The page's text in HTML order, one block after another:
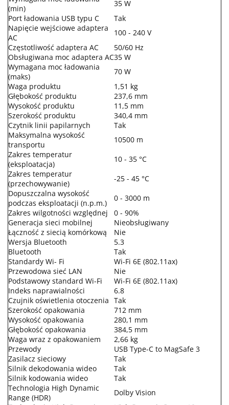
(min)
35 W
Port ładowania USB typu C
Tak
Napięcie wejściowe adaptera
AC
100 - 240 V
Częstotliwość adaptera AC
50/60 Hz
Obsługiwana moc adaptera AC35 W
Wymagana moc ładowania
(maks)
70 W
Waga produktu
1,51 kg
Głębokość produktu
237,6 mm
Wysokość produktu
11,5 mm
Szerokość produktu
340,4 mm
Czytnik linii papilarnych
Tak
Maksymalna wysokość
transportu
10500 m
Zakres temperatur
(eksploatacja)
10 - 35 °C
Zakres temperatur
(przechowywanie)
-25 - 45 °C
Dopuszczalna wysokość
podczas eksploatacji (n.p.m.)
0 - 3000 m
Zakres wilgotności względnej
0 - 90%
Generacja sieci mobilnej
Nieobsługiwany
Łączność z siecią komórkową
Nie
Wersja Bluetooth
5.3
Bluetooth
Tak
Standardy Wi- Fi
Wi-Fi 6E (802.11ax)
Przewodowa sieć LAN
Nie
Podstawowy standard Wi-Fi
Wi-Fi 6E (802.11ax)
Indeks naprawialności
6.8
Czujnik oświetlenia otoczenia Tak
Szerokość opakowania
712 mm
Wysokość opakowania
280,1 mm
Głębokość opakowania
384,5 mm
Waga wraz z opakowaniem
2,66 kg
Przewody
USB Type-C to MagSafe 3
Zasilacz sieciowy
Tak
Silnik dekodowania wideo
Tak
Silnik kodowania wideo
Tak
Technologia High Dynamic
Range (HDR)
Dolby Vision